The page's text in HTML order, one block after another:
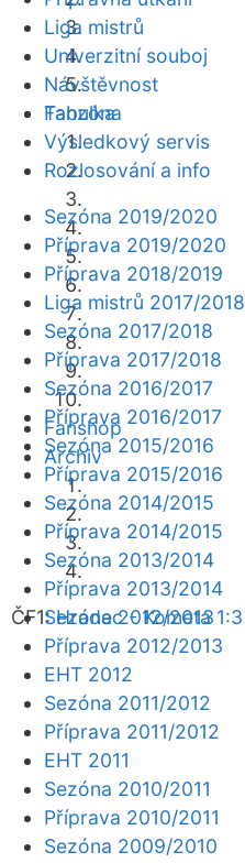
Fanzóna
Fanshop
Archiv
ČF1:Hradec - Kometa 1:3
Liga mistrů
Univerzitní souboj
Návštěvnost
Tabulka
Výsledkový servis
Rozlosování a info
Sezóna 2019/2020
Příprava 2019/2020
Příprava 2018/2019
Liga mistrů 2017/2018
Sezóna 2017/2018
Příprava 2017/2018
Sezóna 2016/2017
Příprava 2016/2017
Sezóna 2015/2016
Příprava 2015/2016
Sezóna 2014/2015
Příprava 2014/2015
Sezóna 2013/2014
Příprava 2013/2014
Sezóna 2012/2013
Příprava 2012/2013
EHT 2012
Sezóna 2011/2012
Příprava 2011/2012
EHT 2011
Sezóna 2010/2011
Příprava 2010/2011
Sezóna 2009/2010